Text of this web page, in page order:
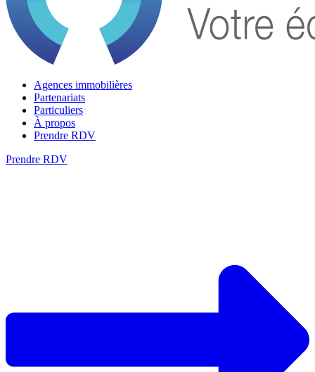
Agences immobilières
Partenariats
Particuliers
À propos
Prendre RDV
Prendre RDV